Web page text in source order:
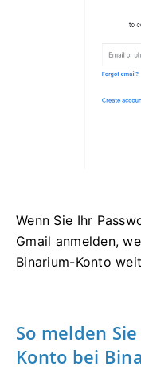
Wenn Sie Ihr
Gmail anmelden,
Binarium-Konto
So melden
Konto bei